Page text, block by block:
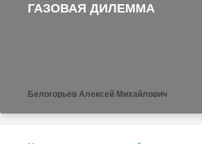
ГАЗОВАЯ ДИЛЕММА
Белогорьев Алексей Михайлович